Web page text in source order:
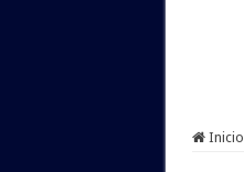
Inicio